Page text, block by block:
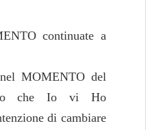
continuate a
MOMENTO del
che Io vi Ho
di cambiare